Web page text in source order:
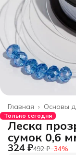
Основы
Главная ›
Только сегодня
Леска
сумок 0,6
324 ₽492 ₽−34%